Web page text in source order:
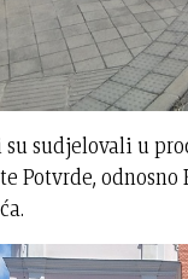
sudjelovali u
Potvrde,